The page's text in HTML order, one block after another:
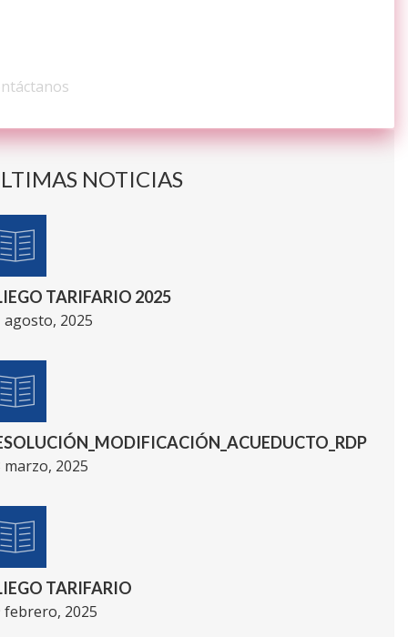
NOTICIAS
TARIFARIO 2025
agosto, 2025
marzo, 2025
TARIFARIO
febrero, 2025